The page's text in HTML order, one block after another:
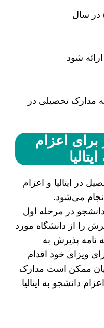
شود
مدارک تحصیلی در
برای اعزام
در ایتالیا و اعزام
در مرحله اول
را از دانشگاه مورد
نامه پذیرش به
ویزای خود اقدام
ممکن است مدارک
دانشجو به ایتالیا